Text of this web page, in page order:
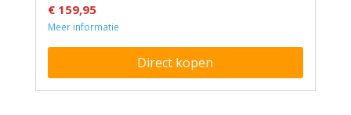
€ 159,95
Meer informatie
Direct kopen